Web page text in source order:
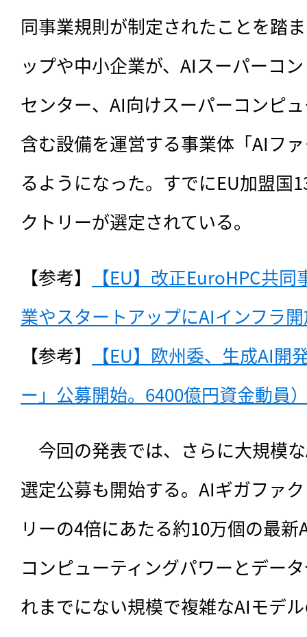
同事業規則が制定されたことを踏
ップや中小企業が、AIスーパーコ
センター、AI向けスーパーコンピ
含む設備を運営する事業体「AIフ
るようになった。すでにEU加盟国
クトリーが選定されている。
【参考】
【EU】改正EuroHPC共
業やスタートアップにAIインフラ
【参考】
【EU】欧州委、生成AI
ー」公募開始。6400億円資金動員
今回の発表では、さらに大規模
選定公募も開始する。AIギガファ
リーの4倍にあたる約10万個の最
コンピューティングパワーとデー
れまでにない規模で複雑なAIモデ